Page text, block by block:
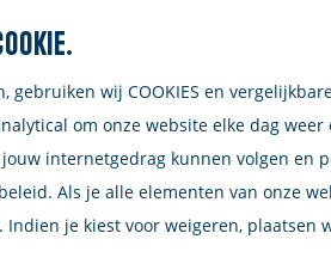
wij COOKIES en
om onze website elke dag
internetgedrag kunnen volgen en
Als je alle elementen van onze
Indien je kiest voor weigeren,